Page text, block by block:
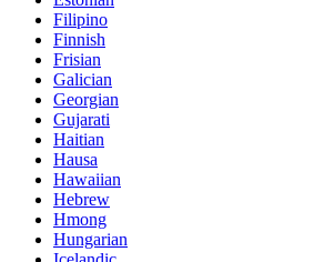
Filipino
Finnish
Frisian
Galician
Georgian
Gujarati
Haitian
Hausa
Hawaiian
Hebrew
Hmong
Hungarian